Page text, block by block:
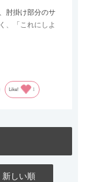
肘掛け部分のサ
、「これにしよ
トなので圧迫感
すっきり見えま
わが家はソファ
まできれいに仕
Like! 1
新しい順